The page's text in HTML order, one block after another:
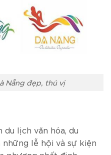
Nẵng đẹp, thú vị
lịch văn hóa, du
lễ hội và sự kiện